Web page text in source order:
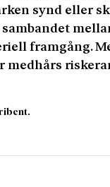
synd eller
framgång.
medhårs